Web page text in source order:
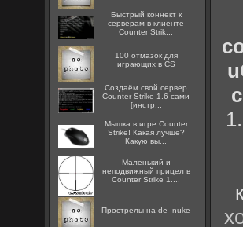
Быстрый коннект к
серверам в клиенте
Counter Strik...
100 отмазок для
играющих в CS
Создаём свой сервер
Counter Strike 1.6 сами
[инстр...
Мышка в игре Counter
Strike! Какая лучше?
Какую вы...
Маленький и
неподвижный прицел в
Counter Strike 1....
Прострелы на de_nuke